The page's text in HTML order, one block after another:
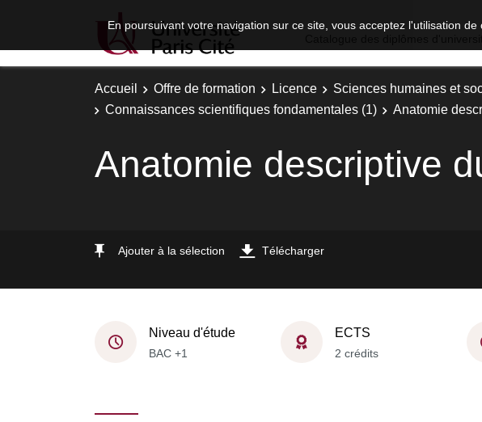
En poursuivant votre navigation sur ce site, vous acceptez l'utilisation
Accueil Offre de formation Licence Sciences humaines et
Connaissances scientifiques fondamentales (1)
Anatomie
Anatomie descriptive
Ajouter à la sélection Télécharger
Niveau d'étude
BAC +1
ECTS
2 crédits